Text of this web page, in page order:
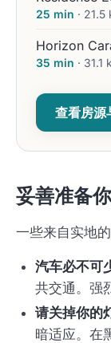
25 min ·
Horizon
35 min · 31.1
查看房源
妥善准备
一些来自实地
汽车必不可
共交通。强
请关掉你的
暗适应。在